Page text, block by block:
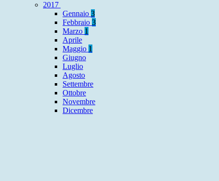
2017
Gennaio 3
Febbraio 3
Marzo 1
Aprile
Maggio 1
Giugno
Luglio
Agosto
Settembre
Ottobre
Novembre
Dicembre